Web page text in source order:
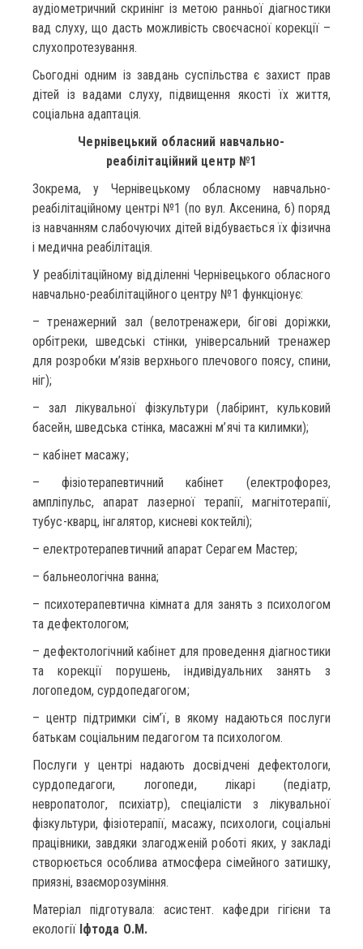
аудіометричний скринінг із метою ранньої діагностики
вад слуху, що дасть можливість своєчасної корекції –
слухопротезування.
Сьогодні одним із завдань суспільства є захист прав
дітей із вадами слуху, підвищення якості їх життя,
соціальна адаптація.
Чернівецький обласний навчально-
реабілітаційний центр №1
Зокрема, у Чернівецькому обласному навчально-
реабілітаційному центрі №1 (по вул. Аксенина, 6) поряд
із навчанням слабочуючих дітей відбувається їх фізична
і медична реабілітація.
У реабілітаційному відділенні Чернівецького обласного
навчально-реабілітаційного центру №1 функціонує:
– тренажерний зал (велотренажери, бігові доріжки,
орбітреки, шведські стінки, універсальний тренажер
для розробки м’язів верхнього плечового поясу, спини,
ніг);
– зал лікувальної фізкультури (лабіринт, кульковий
басейн, шведська стінка, масажні м’ячі та килимки);
– кабінет масажу;
– фізіотерапевтичний кабінет (електрофорез,
ампліпульс, апарат лазерної терапії, магнітотерапії,
тубус-кварц, інгалятор, кисневі коктейлі);
– електротерапевтичний апарат Серагем Мастер;
– бальнеологічна ванна;
– психотерапевтична кімната для занять з психологом
та дефектологом;
– дефектологічний кабінет для проведення діагностики
та корекції порушень, індивідуальних занять з
логопедом, сурдопедагогом;
– центр підтримки сім’ї, в якому надаються послуги
батькам соціальним педагогом та психологом.
Послуги у центрі надають досвідчені дефектологи,
сурдопедагоги, логопеди, лікарі (педіатр,
невропатолог, психіатр), спеціалісти з лікувальної
фізкультури, фізіотерапії, масажу, психологи, соціальні
працівники, завдяки злагодженій роботі яких, у закладі
створюється особлива атмосфера сімейного затишку,
приязні, взаєморозуміння.
Матеріал підготувала: асистент. кафедри гігієни та
екології Іфтода О.М.